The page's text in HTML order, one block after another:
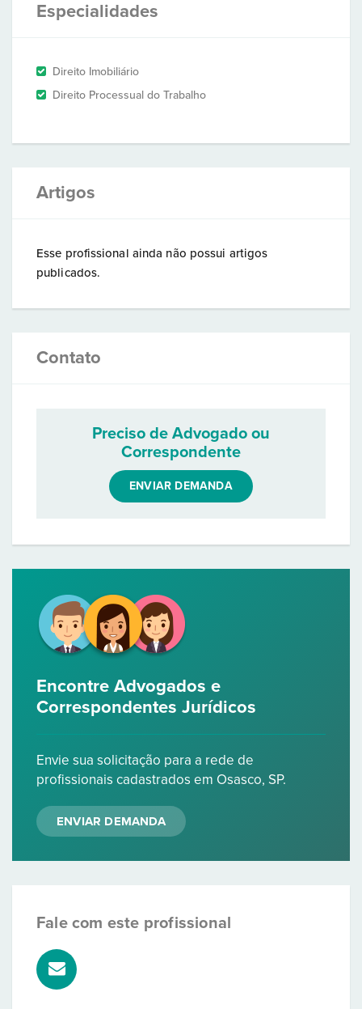
Especialidades
Direito Imobiliário
Direito Processual do Trabalho
Artigos
Esse profissional ainda não possui artigos
publicados.
Contato
Preciso de Advogado ou
Correspondente
ENVIAR DEMANDA
Encontre Advogados e
Correspondentes Jurídicos
Envie sua solicitação para a rede de
profissionais cadastrados em Osasco, SP.
ENVIAR DEMANDA
Fale com este profissional